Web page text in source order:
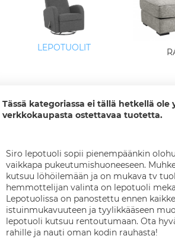
LEPOTUOLIT
Tässä kategoriassa ei tällä hetkellä ole
verkkokaupasta ostettavaa tuotetta.
Siro lepotuoli sopii pienempäänkin
vaikkapa pukeutumishuoneeseen.
kutsuu löhöilemään ja on mukava tv
hemmottelijan valinta on lepotuoli
Lepotuolissa on panostettu ennen
istuinmukavuuteen ja tyylikkääseen
lepotuoli kutsuu rentoutumaan. Ota
rahille ja nauti oman kodin rauhasta!